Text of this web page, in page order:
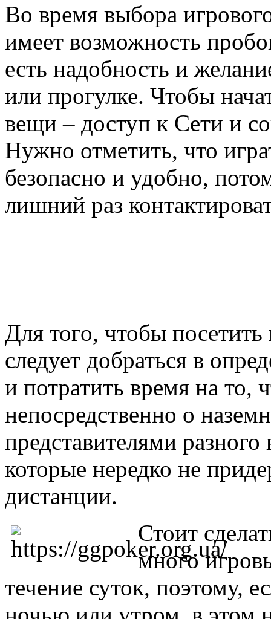
Во время выбора
имеет возможность
есть надобность и
или прогулке. Чтобы
вещи – доступ к Сети и
Нужно отметить, что
безопасно и удобно,
лишний раз
Для того, чтобы
следует добраться в
и потратить время на то,
непосредственно о
представителями разного
которые нередко не
дистанции.
Стоит
много
течение суток, поэтому,